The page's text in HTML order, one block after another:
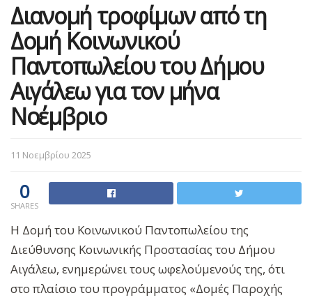
Διανομή τροφίμων από τη
Δομή Κοινωνικού
Παντοπωλείου του Δήμου
Αιγάλεω για τον μήνα
Νοέμβριο
11 Νοεμβρίου 2025
0
SHARES
Η Δομή του Κοινωνικού Παντοπωλείου της
Διεύθυνσης Κοινωνικής Προστασίας του Δήμου
Αιγάλεω, ενημερώνει τους ωφελούμενούς της, ότι
στο πλαίσιο του προγράμματος «Δομές Παροχής